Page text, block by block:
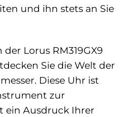
und ihn stets an Sie
der Lorus RM319GX9
Sie die Welt der
Diese Uhr ist
zur
ein Ausdruck Ihrer